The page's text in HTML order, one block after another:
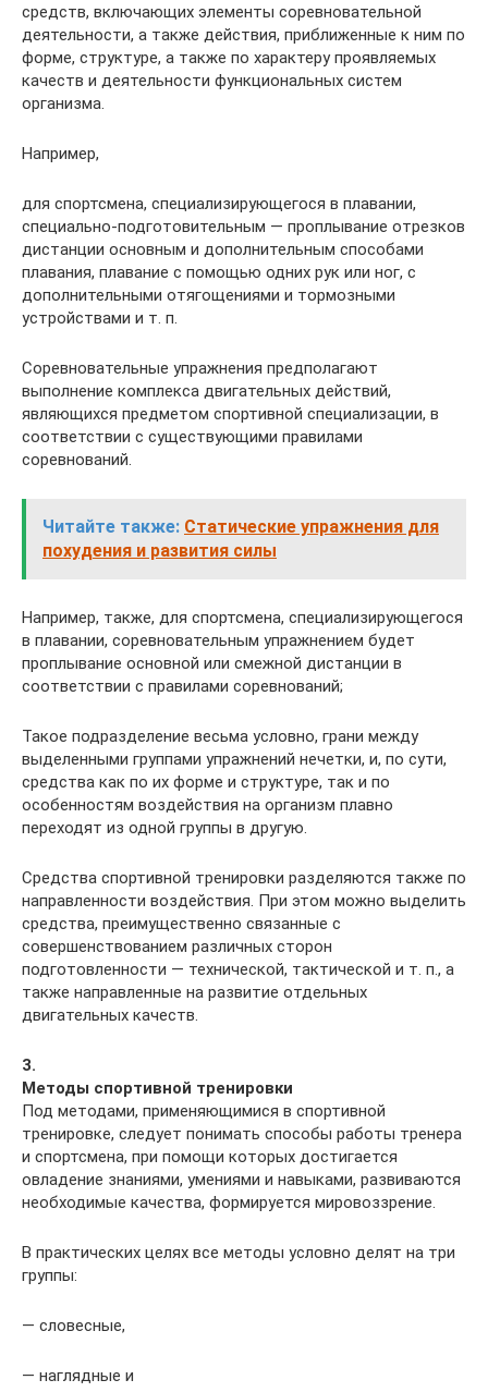
средств, включающих элементы соревновательной
деятельности, а также действия, приближенные к ним по
форме, структуре, а также по характеру проявляемых
качеств и деятельности функциональных систем
организма.
Например,
для спортсмена, специализирующегося в плавании,
специально-подготовительным — проплывание отрезков
дистанции основным и дополнительным способами
плавания, плавание с помощью одних рук или ног, с
дополнительными отягощениями и тормозными
устройствами и т. п.
Соревновательные упражнения предполагают
выполнение комплекса двигательных действий,
являющихся предметом спортивной специализации, в
соответствии с существующими правилами
соревнований.
Читайте также: Статические упражнения для
похудения и развития силы
Например, также, для спортсмена, специализирующегося
в плавании, соревновательным упражнением будет
проплывание основной или смежной дистанции в
соответствии с правилами соревнований;
Такое подразделение весьма условно, грани между
выделенными группами упражнений нечетки, и, по сути,
средства как по их форме и структуре, так и по
особенностям воздействия на организм плавно
переходят из одной группы в другую.
Средства спортивной тренировки разделяются также по
направленности воздействия. При этом можно выделить
средства, преимущественно связанные с
совершенствованием различных сторон
подготовленности — технической, тактической и т. п., а
также направленные на развитие отдельных
двигательных качеств.
3.
Методы спортивной тренировки
Под методами, применяющимися в спортивной
тренировке, следует понимать способы работы тренера
и спортсмена, при помощи которых достигается
овладение знаниями, умениями и навыками, развиваются
необходимые качества, формируется мировоззрение.
В практических целях все методы условно делят на три
группы:
— словесные,
— наглядные и